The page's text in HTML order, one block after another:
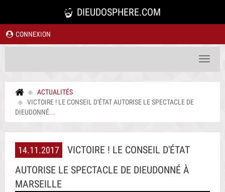
DIEUDOSPHERE.COM
CONNEXION
Toggle
ACTUALITÉS
VICTOIRE ! LE CONSEIL D'ÉTAT AUTORISE LE SPECTACLE DE
DIEUDONNÉ...
14.11.2017
VICTOIRE ! LE CONSEIL D'ÉTAT
AUTORISE LE SPECTACLE DE DIEUDONNÉ À
MARSEILLE